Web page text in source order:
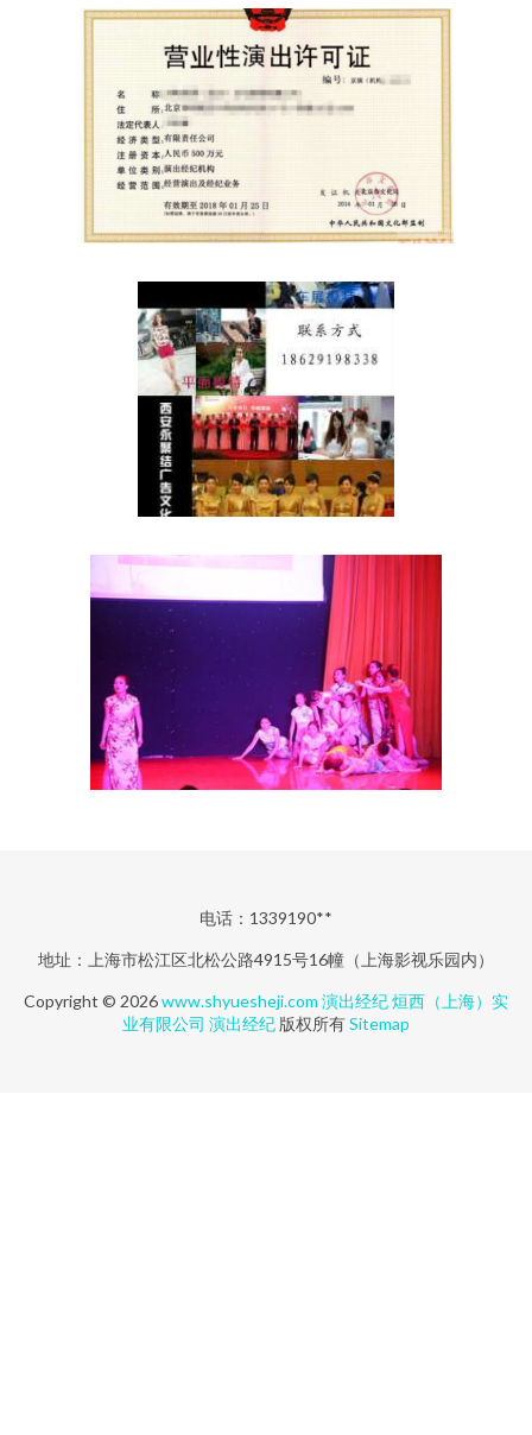
电话：1339190**
地址：上海市松江区北松公路4915号16幢（上海影视乐园内）
Copyright © 2026www.shyuesheji.com 演出经纪烜西（上海）实
业有限公司 演出经纪 版权所有Sitemap